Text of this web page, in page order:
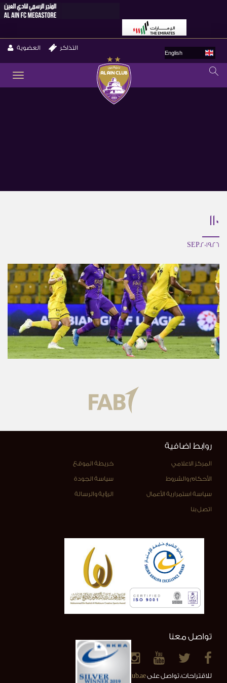
English
التذاكر العضوية
110
26.SEP.2019
روابط اضافية
المركز الاعلامي خريطة الموقع
الأحكام والشروط سياسة الجودة
سياسة استمرارية الأعمال الرؤية والرسالة
اتصل بنا
تواصل معنا
للاقتراحات، تواصل علىinfo@alainclub.ae